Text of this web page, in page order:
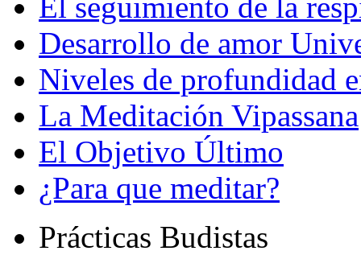
Desarrollo de amor
Niveles de profundidad
La Meditación Vipassana
El Objetivo Último
¿Para que meditar?
Prácticas Budistas